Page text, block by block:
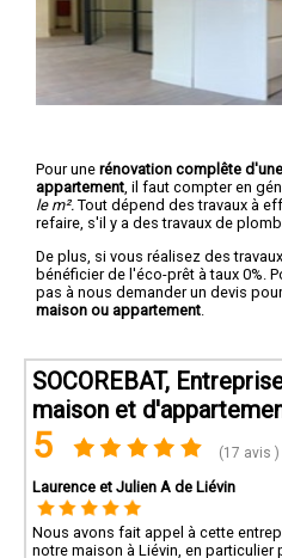
Pour une rénovation complête
appartement , il faut compter en
le m². Tout dépend des travaux à
refaire, s'il y a des travaux de
De plus, si vous réalisez des
bénéficier de l'éco-prêt à taux 0%.
pas à nous demander un devis
maison ou appartement
SOCOREBAT,
maison et
5 (17 avis )
Laurence et Julien A de Liévin
Nous avons fait appel à cette
notre maison à Liévin, en particulier